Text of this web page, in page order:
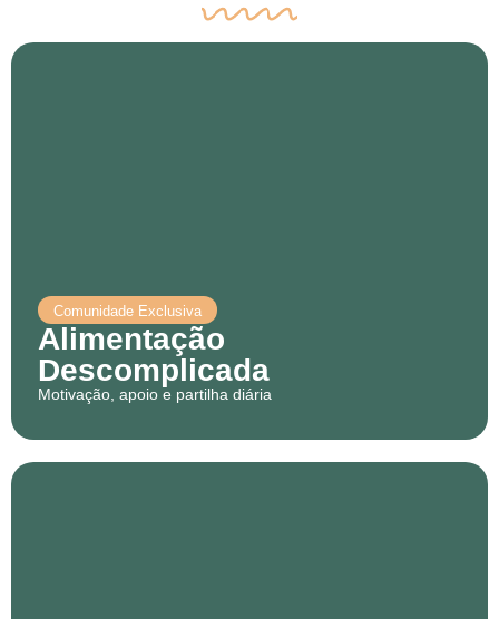
Comunidade Exclusiva
Alimentação
Descomplicada
Motivação, apoio e partilha diária